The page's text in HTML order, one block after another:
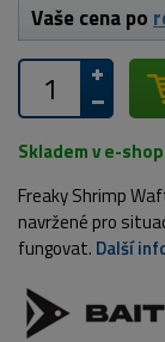
Vaše cena po
Skladem v e-
Freaky Shrimp
navržené pro
fungovat. Další